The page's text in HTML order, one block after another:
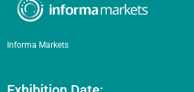
Informa Markets